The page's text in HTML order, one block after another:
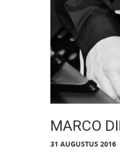
MARCO
31 AUGUSTUS 2016